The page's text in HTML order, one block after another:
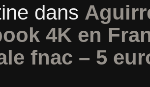
dans
4K en
fnac – 5